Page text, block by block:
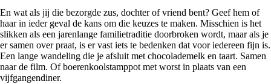
En wat als jij die bezorgde zus, dochter of vriend bent? Geef hem of
haar in ieder geval de kans om die keuzes te maken. Misschien is het
slikken als een jarenlange familietraditie doorbroken wordt, maar als je
er samen over praat, is er vast iets te bedenken dat voor iedereen fijn is.
Een lange wandeling die je afsluit met chocolademelk en taart. Samen
naar de film. Of boerenkoolstamppot met worst in plaats van een
vijfgangendiner.